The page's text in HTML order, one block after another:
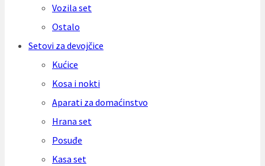
Vozila set
Ostalo
Setovi za devojčice
Kućice
Kosa i nokti
Aparati za domaćinstvo
Hrana set
Posuđe
Kasa set